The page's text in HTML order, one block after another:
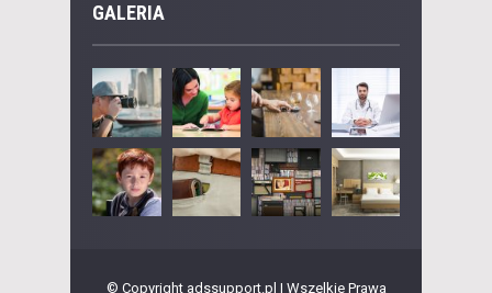
GALERIA
© Copyright adssupport.pl | Wszelkie Prawa